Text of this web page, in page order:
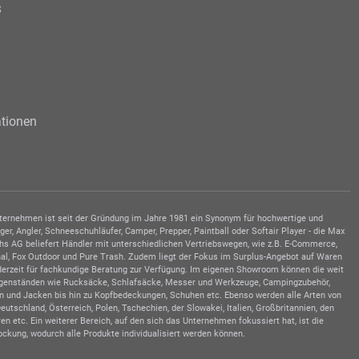
ist seit der Gründung im Jahre 1981 ein Synonym für hochwertige und
Angler, Schneeschuhläufer, Camper, Prepper, Paintball oder Softair Player - die Max
AG beliefert Händler mit unterschiedlichen Vertriebswegen, wie z.B. E-Commerce,
Outdoor und Pure Trash. Zudem liegt der Fokus im Surplus-Angebot auf Waren
für fachkundige Beratung zur Verfügung. Im eigenen Showroom können die weit
wie Rucksäcke, Schlafsäcke, Messer und Werkzeuge, Campingzubehör,
Jacken bis hin zu Kopfbedeckungen, Schuhen etc. Ebenso werden alle Arten von
Österreich, Polen, Tschechien, der Slowakei, Italien, Großbritannien, den
etc. Ein weiterer Bereich, auf den sich das Unternehmen fokussiert hat, ist die
wodurch alle Produkte individualisiert werden können.